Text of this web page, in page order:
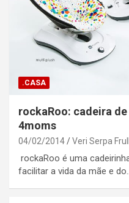
.CASA
rockaRoo: cadeira
4moms
04/02/2014 Veri Serpa
rockaRoo é uma
facilitar a vida da mãe e